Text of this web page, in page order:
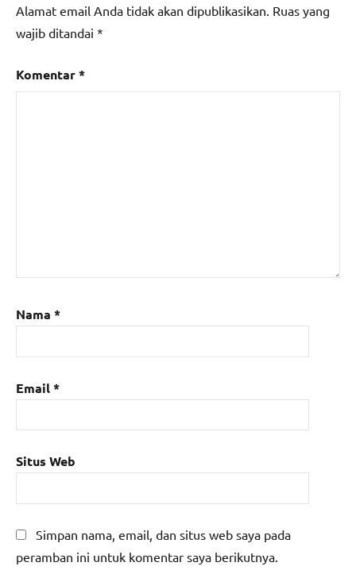
Alamat email Anda tidak akan dipublikasikan. Ruas yang
wajib ditandai *
Komentar*
Nama *
Email*
Situs Web
Simpan nama, email, dan situs web saya pada
peramban ini untuk komentar saya berikutnya.